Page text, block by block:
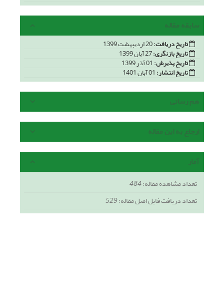
سابقه مقاله
تاریخ دریافت:
تاریخ بازنگری:
تاریخ پذیرش:
تاریخ انتشار:
هم رسانی
ارجاع به این مقاله
آمار
تعداد مشاهده مقاله:484
تعداد دریافت فایل اصل مقاله:529